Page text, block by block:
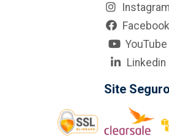
Instagram
Facebook
YouTube
Linkedin
Site Seguro